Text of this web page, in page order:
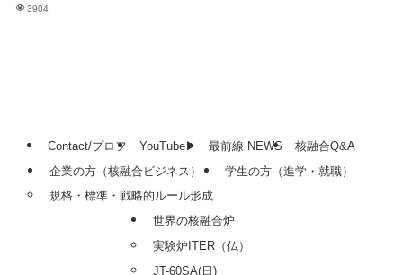
3904
Contact/プロフ YouTube▶ 最前線 NEWS
核融合Q&A
企業の方（核融合ビジネス）
規格・標準・戦略的ルール形成
学生の方（進学・就職）
世界の核融合炉
実験炉ITER（仏）
JT-60SA(日)